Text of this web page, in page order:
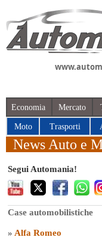
Economia Mercato
Moto Trasporti
News Auto e
Segui Automania!
Case automobilistiche
» Alfa Romeo